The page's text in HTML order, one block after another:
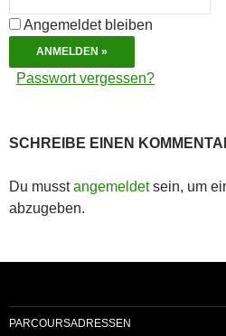
Angemeldet bleiben
Passwort vergessen?
SCHREIBE EINEN
Du musstangemeldetsein, um
abzugeben.
PARCOURSADRESSEN